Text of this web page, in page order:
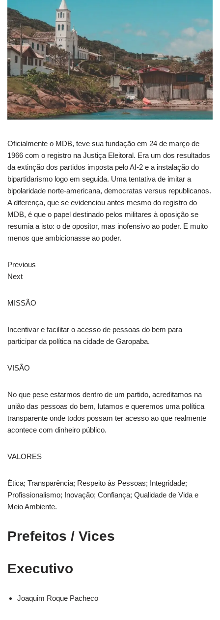
Oficialmente o MDB, teve sua fundação em 24 de março de
1966 com o registro na Justiça Eleitoral. Era um dos resultados
da extinção dos partidos imposta pelo AI-2 e a instalação do
bipartidarismo logo em seguida. Uma tentativa de imitar a
bipolaridade norte-americana, democratas versus republicanos.
A diferença, que se evidenciou antes mesmo do registro do
MDB, é que o papel destinado pelos militares à oposição se
resumia a isto: o de opositor, mas inofensivo ao poder. E muito
menos que ambicionasse ao poder.
Previous
Next
MISSÃO
Incentivar e facilitar o acesso de pessoas do bem para
participar da política na cidade de Garopaba.
VISÃO
No que pese estarmos dentro de um partido, acreditamos na
união das pessoas do bem, lutamos e queremos uma política
transparente onde todos possam ter acesso ao que realmente
acontece com dinheiro público.
VALORES
Ética; Transparência; Respeito às Pessoas; Integridade;
Profissionalismo; Inovação; Confiança; Qualidade de Vida e
Meio Ambiente.
Prefeitos / Vices
Executivo
Joaquim Roque Pacheco